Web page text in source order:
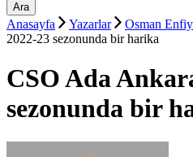
Ara
Anasayfa Yazarlar Osman
2022-23 sezonunda bir harika
CSO Ada
sezonunda bir